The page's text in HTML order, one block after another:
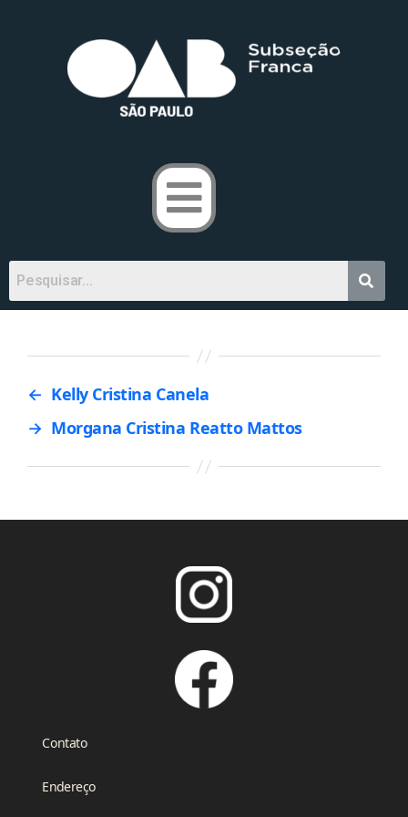
← Kelly Cristina Canela
→ Morgana Cristina Reatto Mattos
Contato
Endereço